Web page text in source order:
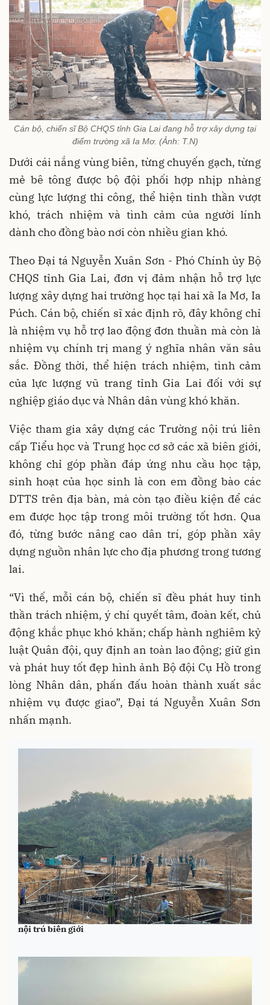
Cán bộ, chiến sĩ Bộ CHQS tỉnh Gia Lai đang hỗ trợ xây dựng tại
điểm trường xã Ia Mơ. (Ảnh: T.N)
Dưới cái nắng vùng biên, từng chuyến gạch, từng
mẻ bê tông được bộ đội phối hợp nhịp nhàng
cùng lực lượng thi công, thể hiện tinh thần vượt
khó, trách nhiệm và tình cảm của người lính
dành cho đồng bào nơi còn nhiều gian khó.
Theo Đại tá Nguyễn Xuân Sơn - Phó Chính ủy Bộ
CHQS tỉnh Gia Lai, đơn vị đảm nhận hỗ trợ lực
lượng xây dựng hai trường học tại hai xã Ia Mơ, Ia
Púch. Cán bộ, chiến sĩ xác định rõ, đây không chỉ
là nhiệm vụ hỗ trợ lao động đơn thuần mà còn là
nhiệm vụ chính trị mang ý nghĩa nhân văn sâu
sắc. Đồng thời, thể hiện trách nhiệm, tình cảm
của lực lượng vũ trang tỉnh Gia Lai đối với sự
nghiệp giáo dục và Nhân dân vùng khó khăn.
Việc tham gia xây dựng các Trường nội trú liên
cấp Tiểu học và Trung học cơ sở các xã biên giới,
không chỉ góp phần đáp ứng nhu cầu học tập,
sinh hoạt của học sinh là con em đồng bào các
DTTS trên địa bàn, mà còn tạo điều kiện để các
em được học tập trong môi trường tốt hơn. Qua
đó, từng bước nâng cao dân trí, góp phần xây
dựng nguồn nhân lực cho địa phương trong tương
lai.
“Vì thế, mỗi cán bộ, chiến sĩ đều phát huy tinh
thần trách nhiệm, ý chí quyết tâm, đoàn kết, chủ
động khắc phục khó khăn; chấp hành nghiêm kỷ
luật Quân đội, quy định an toàn lao động; giữ gìn
và phát huy tốt đẹp hình ảnh Bộ đội Cụ Hồ trong
lòng Nhân dân, phấn đấu hoàn thành xuất sắc
nhiệm vụ được giao”, Đại tá Nguyễn Xuân Sơn
nhấn mạnh.
Bộ đội Đà Nẵng đồng loạt ra quân hỗ trợ xây dựng trường
nội trú biên giới